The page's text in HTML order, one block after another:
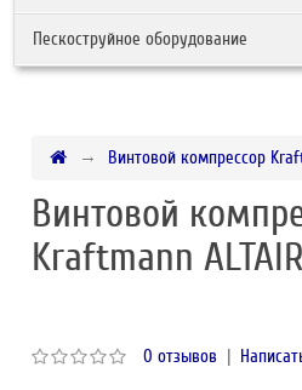
Пескоструйное оборудование
Винтовой компрессор
Винтовой
Kraftmann
0 отзывов |